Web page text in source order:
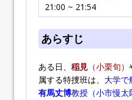
21:00 ~ 21:54
あらすじ
ある日、 稲見 （小栗旬）
属する特捜班は、 大学で
有馬丈博教授（小市慢太